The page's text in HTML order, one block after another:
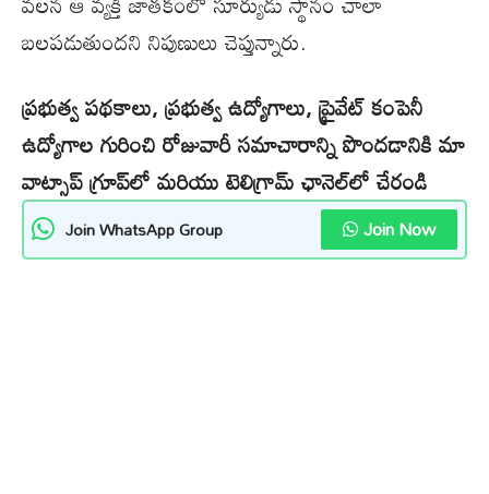
బలపడుతుందని నిపుణులు చెప్తున్నారు.
ప్రభుత్వ పథకాలు, ప్రభుత్వ ఉద్యోగాలు, ప్రైవేట్ కంపెనీ
ఉద్యోగాల గురించి రోజువారీ సమాచారాన్ని పొందడానికి మా
వాట్సాప్ గ్రూప్‌లో మరియు టెలిగ్రామ్ ఛానెల్‌లో చేరండి
Join WhatsApp Group Join Now